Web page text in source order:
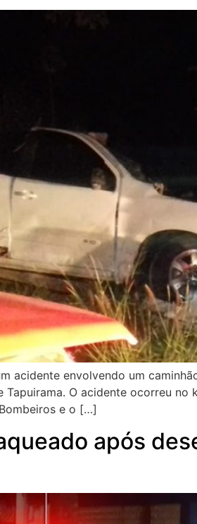
acidente envolvendo um
O acidente ocorreu
e o […]
após